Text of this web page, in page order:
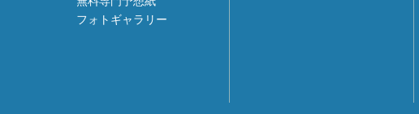
フォトギャラリー